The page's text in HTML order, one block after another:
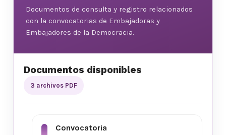
Documentos de consulta y registro relacionados
con la convocatorias de Embajadoras y
Embajadores de la Democracia.
Documentos disponibles
3 archivos PDF
Convocatoria